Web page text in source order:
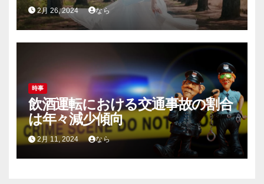
進出!
2月 26, 2024 なら
時事
飲酒運転における交通事故の割合
は年々減少傾向
2月 11, 2024 なら